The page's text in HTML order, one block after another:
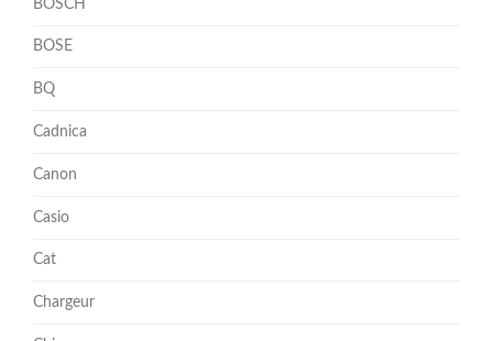
BOSCH
BOSE
BQ
Cadnica
Canon
Casio
Cat
Chargeur